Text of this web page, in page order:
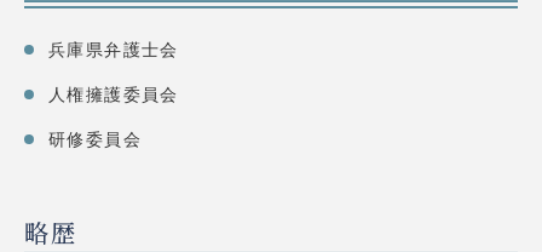
兵庫県弁護士会
人権擁護委員会
研修委員会
略歴